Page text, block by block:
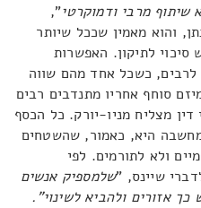
שיתוף מרבי ודמוקרטי",
והוא מאמין שככל שיותר
לתיקון. האפשרות
לרבים, כשכל אחד מהם שווה
סוחף אחריו מתנדבים רבים
מצליח מניו-יורק. כל הכסף
היא, כאמור, שהשטחים
ולא לתורמים. לפי
שיינס, "שלמספיק אנשים
אזורים ולהביא לשינוי".